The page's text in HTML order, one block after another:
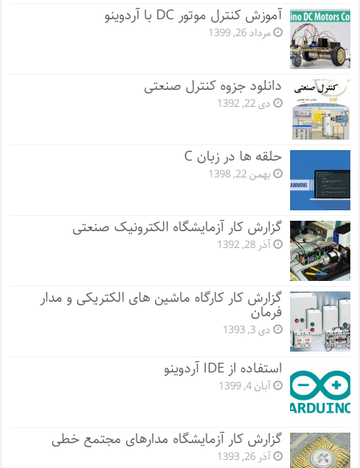
آموزش کنترل موتور DC با آردوینو
مرداد 26, 1399
دانلود جزوه کنترل صنعتی
دی 22, 1392
حلقه ها در زبان C
بهمن 22, 1398
گزارش کار آزمایشگاه الکترونیک صنعتی
آذر 28, 1392
گزارش کار کارگاه ماشین های الکتریکی و مدار
فرمان
دی 3, 1393
استفاده از IDE آردوینو
آبان 4, 1399
گزارش کار آزمایشگاه مدارهای مجتمع خطی
آذر 26, 1393